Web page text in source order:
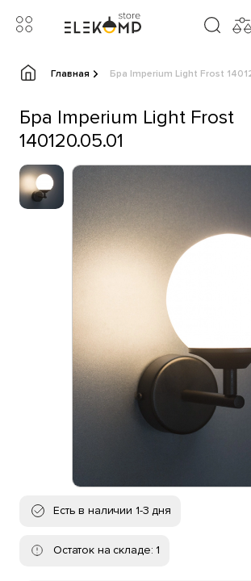
Главная Бра Imperium Light Frost
Бра Imperium Light Frost
140120.05.01
Есть в наличии 1-3 дня
Остаток на складе: 1